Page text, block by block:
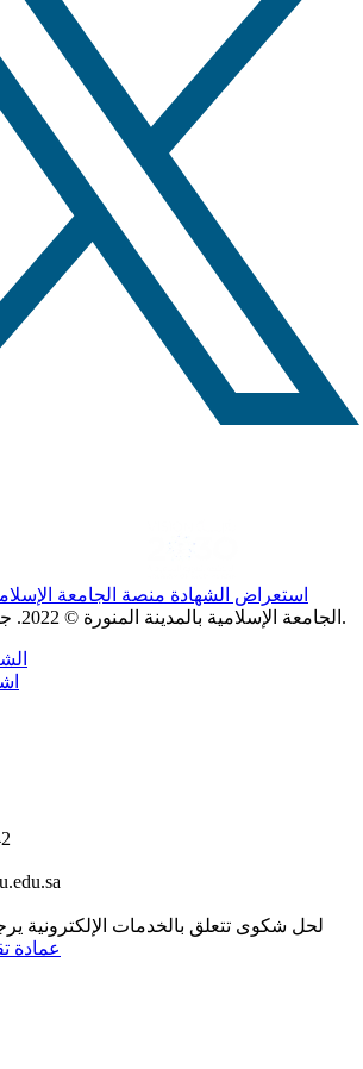
الجامعة الإسلامية بالمدينة المنورة © 2022 . جميع الحقوق محفوظة.
لحل شكوى تتعلق بالخدمات الإلكترونية
عمادة